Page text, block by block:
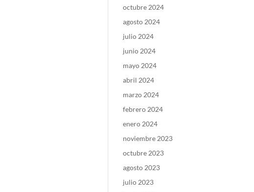
octubre 2024
agosto 2024
julio 2024
junio 2024
mayo 2024
abril 2024
marzo 2024
febrero 2024
enero 2024
noviembre 2023
octubre 2023
agosto 2023
julio 2023